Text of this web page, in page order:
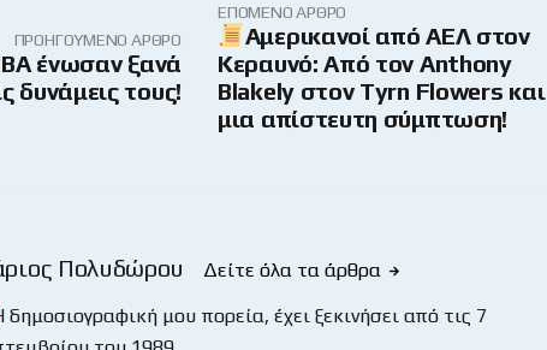
ΠΡΟΗΓΟΎΜΕΝΟ ΆΡΘΡΟ
ένωσαν ξανά
δυνάμεις τους!
ΕΠΌΜΕΝΟ ΆΡΘΡΟ
Αμερικανοί από ΑΕΛ στον
Κεραυνό: Από τον Anthony
Blakely στον Tyrn Flowers και
μια απίστευτη σύμπτωση!
Πολυδώρου
Δείτε όλα τα άρθρα
δημοσιογραφική μου πορεία, έχει ξεκινήσει από τις 7